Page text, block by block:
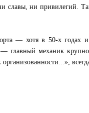
славы, ни привилегий.
— хотя в 50-х годах
главный механик